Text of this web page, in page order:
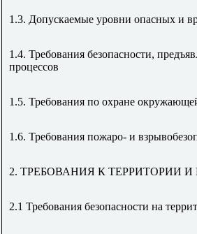
1.3. Допускаемые уровни опасных и
1.4. Требования безопасности,
процессов
1.5. Требования по охране
1.6. Требования пожаро- и
2. ТРЕБОВАНИЯ К ТЕРРИТОРИИ
2.1 Требования безопасности на